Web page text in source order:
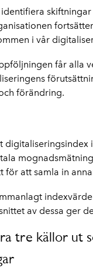
i vår
får alla
förändring.
för att samla in
av dessa ger
tre källor ut